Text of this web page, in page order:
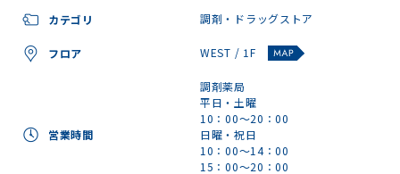
カテゴリ 調剤・ドラッグストア
フロア WEST / 1F
営業時間
調剤薬局
平日・土曜
10：00～20：00
日曜・祝日
10：00～14：00
15：00～20：00